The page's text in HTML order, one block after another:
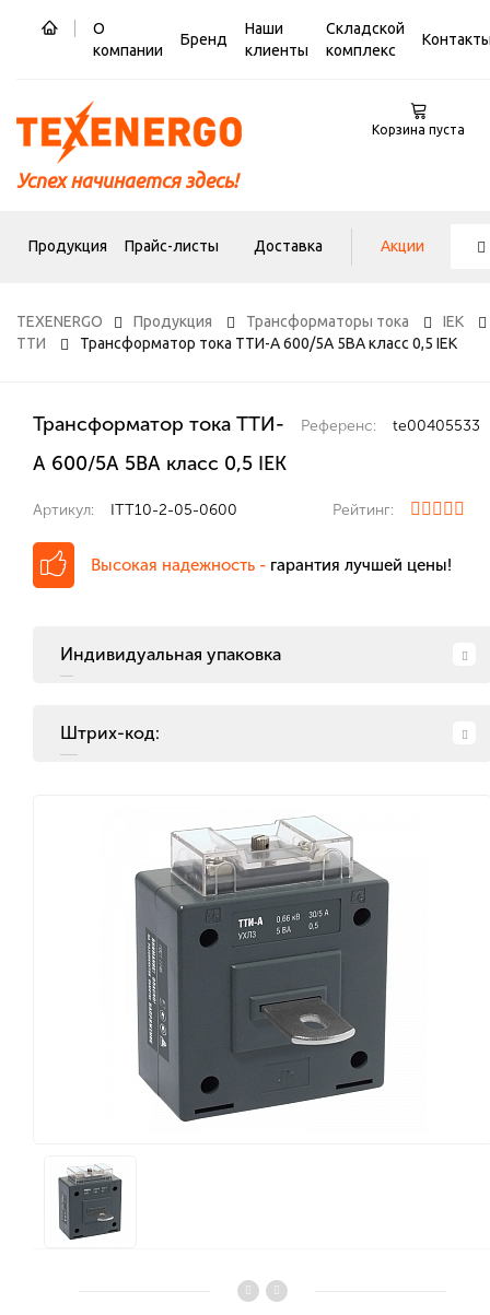
О
компании
Бренд
Наши
клиенты
Складской
комплекс
Успех начинается здесь!
Корзина пуста
Продукция Прайс-листы Доставка Акции
TEXENERGO Продукция Трансформаторы тока
IEK
ТТИ
Трансформатор тока ТТИ-А 600/5А 5ВА класс 0,5 IEK
Трансформатор тока ТТИ-
А 600/5А 5ВА класс 0,5 IEK
Референс: te00405533
Артикул: ITT10-2-05-0600 Рейтинг:
Высокая надежность - гарантия лучшей цены!
Индивидуальная упаковка
Штрих-код: